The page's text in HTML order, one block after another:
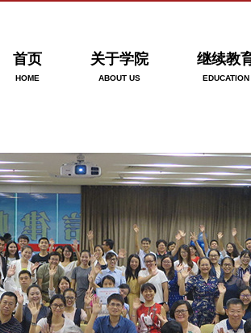
首页
HOME
关于学院
ABOUT US
继续教
EDUCATION